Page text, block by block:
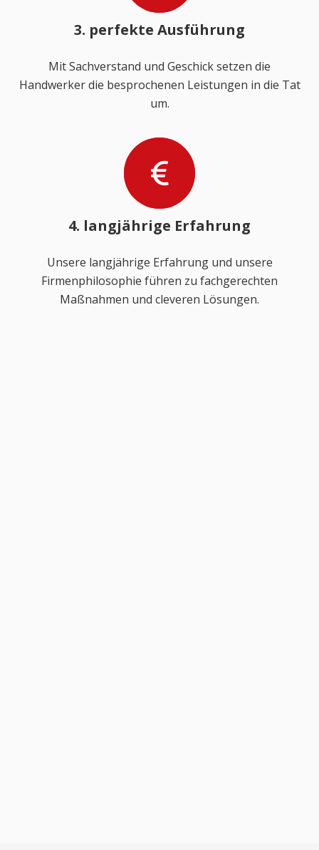
3. perfekte Ausführung
Mit Sachverstand und Geschick setzen die
Handwerker die besprochenen Leistungen in die Tat
um.
4. langjährige Erfahrung
Unsere langjährige Erfahrung und unsere
Firmenphilosophie führen zu fachgerechten
Maßnahmen und cleveren Lösungen.